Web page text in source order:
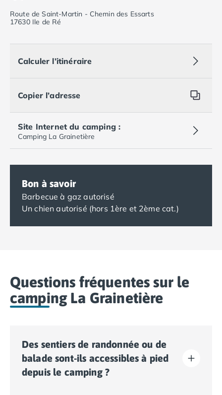
Route de Saint-Martin - Chemin des Essarts
17630 Ile de Ré
Calculer l’itinéraire
Copier l’adresse
Site Internet du camping :
Camping La Grainetière
Bon à savoir
Barbecue à gaz autorisé
Un chien autorisé (hors 1ère et 2ème cat.)
Questions fréquentes sur le
camping La Grainetière
Des sentiers de randonnée ou de
balade sont-ils accessibles à pied
depuis le camping ?